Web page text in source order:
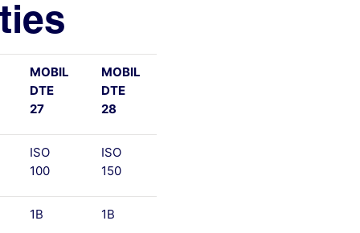
MOBIL
DTE
27
MOBIL
DTE
28
ISO
100
ISO
150
1B 1B